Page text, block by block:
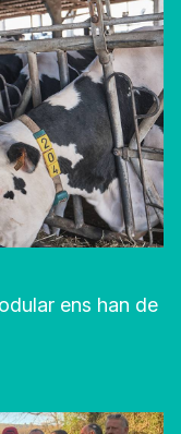
ens han de